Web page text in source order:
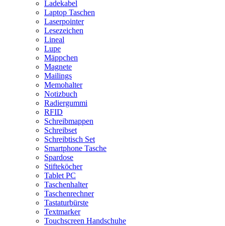
Ladekabel
Laptop Taschen
Laserpointer
Lesezeichen
Lineal
Lupe
Mäppchen
Magnete
Mailings
Memohalter
Notizbuch
Radiergummi
RFID
Schreibmappen
Schreibset
Schreibtisch Set
Smartphone Tasche
Spardose
Stifteköcher
Tablet PC
Taschenhalter
Taschenrechner
Tastaturbürste
Textmarker
Touchscreen Handschuhe